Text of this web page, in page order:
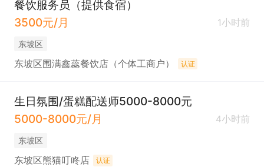
餐饮服务员（提供食宿）
3500元/月
1小时前
东坡区
东坡区围满鑫蕊餐饮店（个体工商户） 认证
生日氛围/蛋糕配送师5000-8000元
5000-8000元/月
4小时前
东坡区
东坡区熊猫叮咚店 认证